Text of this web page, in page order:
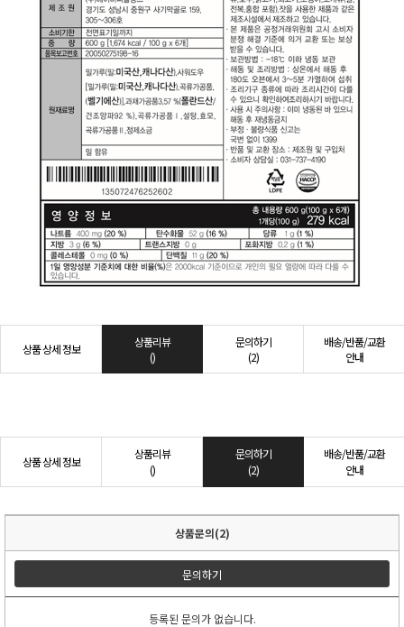
상품 상세 정보
상품리뷰
()
문의하기
(2)
배송/반품/교환
안내
상품 상세 정보
상품리뷰
()
문의하기
(2)
배송/반품/교환
안내
상품문의(2)
문의하기
등록된 문의가 없습니다.